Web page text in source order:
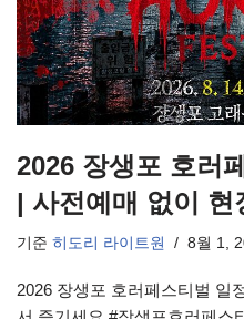
2026 장생포 호러
| 사전예매 없이 현
기준 히도리 라이트원 8월 1,
2026 장생포 호러페스티벌 일